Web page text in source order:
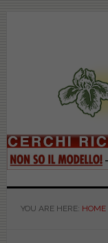
YOU ARE HERE: HOME